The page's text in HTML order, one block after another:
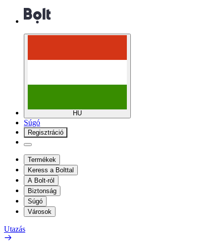
HU
Súgó
Regisztráció
Termékek
Keress a Bolttal
A Bolt-ról
Biztonság
Súgó
Városok
Utazás